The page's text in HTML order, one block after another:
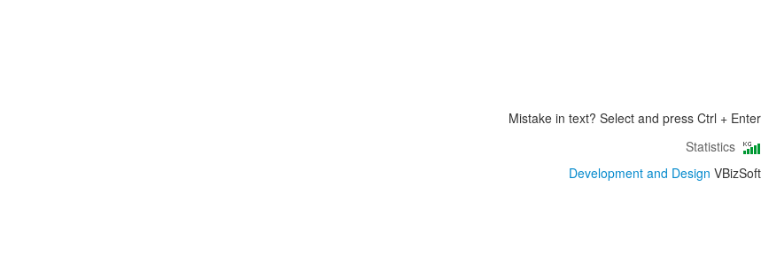
Mistake in text? Select and press Ctrl + Enter
Statistics
Development and Design VBizSoft